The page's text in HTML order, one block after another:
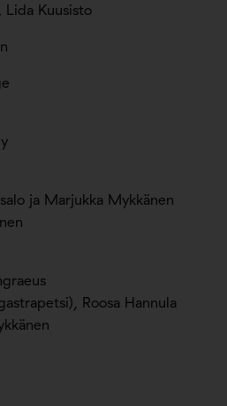
Lida Kuusisto
ja Marjukka Mykkänen
Roosa Hannula